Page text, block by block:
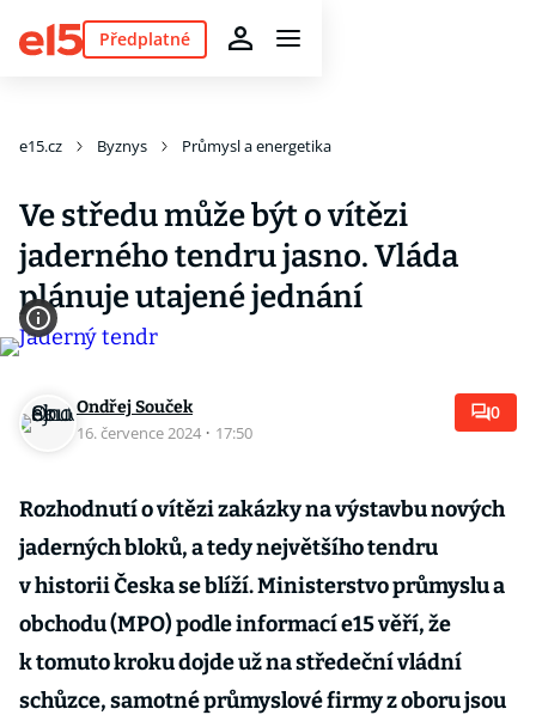
Předplatné
e15.cz Byznys Průmysl a energetika
Ve středu může být o vítězi
jaderného tendru jasno. Vláda
plánuje utajené jednání
Ondřej Souček
16. července 2024 · 17:50
0
Rozhodnutí o vítězi zakázky na výstavbu nových
jaderných bloků, a tedy největšího tendru
v historii Česka se blíží. Ministerstvo průmyslu a
obchodu (MPO) podle informací e15 věří, že
k tomuto kroku dojde už na středeční vládní
schůzce, samotné průmyslové firmy z oboru jsou